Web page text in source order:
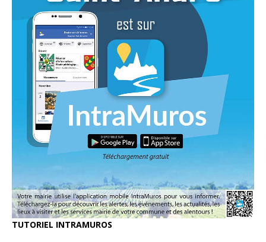
TUTORIEL INTRAMUROS